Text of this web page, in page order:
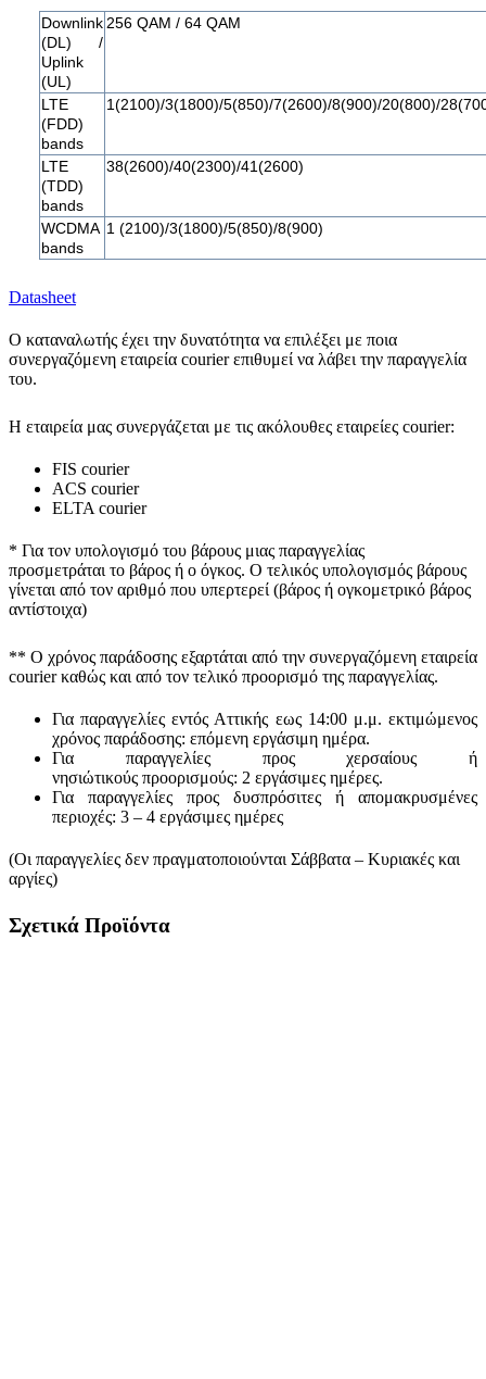
Downlink
(DL) /
Uplink
(UL)
256 QAM / 64 QAM
LTE
(FDD)
bands
1(2100)/3(1800)/5(850)/7(2600)/8(900)/20(800)/
LTE
(TDD)
bands
38(2600)/40(2300)/41(2600)
WCDMA
bands
1 (2100)/3(1800)/5(850)/8(900)
Datasheet
Ο καταναλωτής έχει την δυνατότητα να επιλέξει με ποια
συνεργαζόμενη εταιρεία courier επιθυμεί να λάβει την παραγγελία
του.
Η εταιρεία μας συνεργάζεται με τις ακόλουθες εταιρείες courier:
FIS courier
ACS courier
ELTA courier
* Για τον υπολογισμό του βάρους μιας παραγγελίας
προσμετράται το βάρος ή ο όγκος. Ο τελικός υπολογισμός βάρους
γίνεται από τον αριθμό που υπερτερεί (βάρος ή ογκομετρικό βάρος
αντίστοιχα)
** Ο χρόνος παράδοσης εξαρτάται από την συνεργαζόμενη εταιρεία
courier καθώς και από τον τελικό προορισμό της παραγγελίας.
Για παραγγελίες εντός Αττικής εως 14:00 μ.μ. εκτιμώμενος
χρόνος παράδοσης: επόμενη εργάσιμη ημέρα.
Για παραγγελίες προς χερσαίους ή
νησιώτικούς προορισμούς: 2 εργάσιμες ημέρες.
Για παραγγελίες προς δυσπρόσιτες ή απομακρυσμένες
περιοχές: 3 – 4 εργάσιμες ημέρες
(Οι παραγγελίες δεν πραγματοποιούνται Σάββατα – Κυριακές και
αργίες)
Σχετικά Προϊόντα